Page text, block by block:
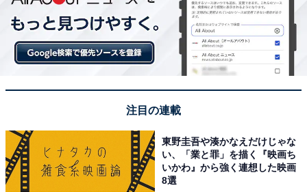
注目の連載
東野圭吾や湊かなえだけじゃな
い、「業と罪」を描く『映画ち
いかわ』から強く連想した映画
8選